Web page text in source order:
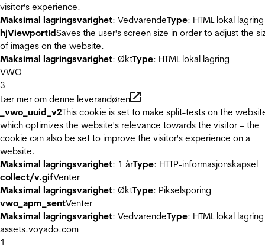
visitor's experience.
Maksimal lagringsvarighet: VedvarendeType: HTML lokal lagring
hjViewportIdSaves the user's screen size in order to adjust the
of images on the website.
Maksimal lagringsvarighet: ØktType: HTML lokal lagring
VWO
3
Lær mer om denne leverandøren
_vwo_uuid_v2This cookie is set to make split-tests on the
which optimizes the website's relevance towards the visitor – the
cookie can also be set to improve the visitor's experience on a
website.
Maksimal lagringsvarighet: 1 årType: HTTP-informasjonskapsel
collect/v.gifVenter
Maksimal lagringsvarighet: ØktType: Pikselsporing
vwo_apm_sentVenter
Maksimal lagringsvarighet: VedvarendeType: HTML lokal lagring
assets.voyado.com
1